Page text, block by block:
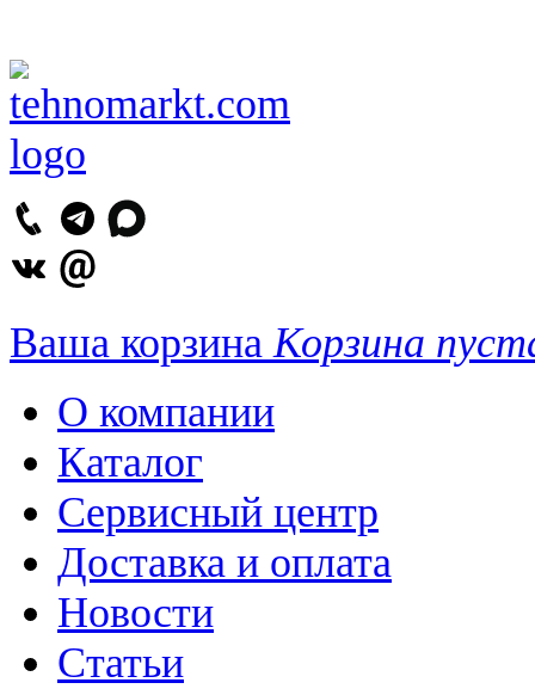
Ваша корзина Корзина
О компании
Каталог
Сервисный центр
Доставка и оплата
Новости
Статьи